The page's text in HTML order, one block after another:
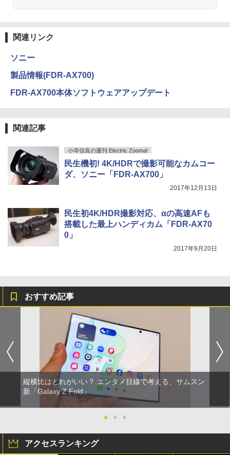
関連リンク
ソニー
製品情報(FDR-AX700)
FDR-AX700本体ソフトウェアアップデート
関連記事
小寺信良の週刊 Electric Zooma!
民生機初! 4K/HDRで撮影可能なカムコー
ダ、ソニー「FDR-AX700」
2017年12月13日
民生初4K/HDR撮影対応、αの高速AFも
搭載した最上ハンディカム「FDR-AX70
0」
2017年9月20日
おすすめ記事
縦横比はどれがいい？ エンタメ目線で考える、サムスン
新「Galaxy Z Fold」
● ● ●
アクセスランキング